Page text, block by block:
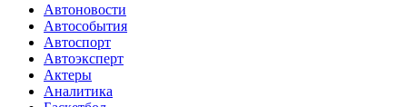
Автоновости
Автособытия
Автоспорт
Автоэксперт
Актеры
Аналитика